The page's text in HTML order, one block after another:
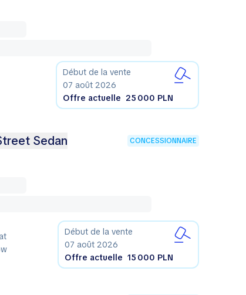
Début de la vente
07 août 2026
Offre actuelle 25 000 PLN
Sedan CONCESSIONNAIRE
Début de la vente
07 août 2026
Offre actuelle 15 000 PLN